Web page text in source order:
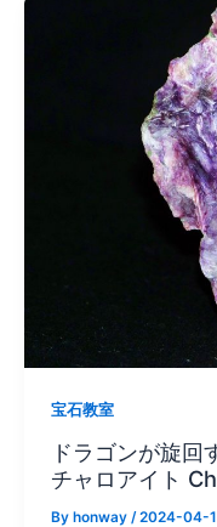
宝石教室
ドラゴンが旋回
チャロアイト
By honway /2024-04-